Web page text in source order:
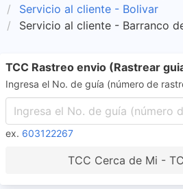
Servicio al cliente - Bolivar
Servicio al cliente - Barranco
TCC Rastreo envio (Rastrear
Ingresa el No. de guía (número de
ex. 603122267
TCC Cerca de Mi -